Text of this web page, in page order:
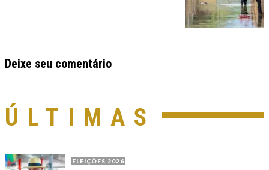
Deixe seu comentário
ÚLTIMAS
ELEIÇÕES 2026